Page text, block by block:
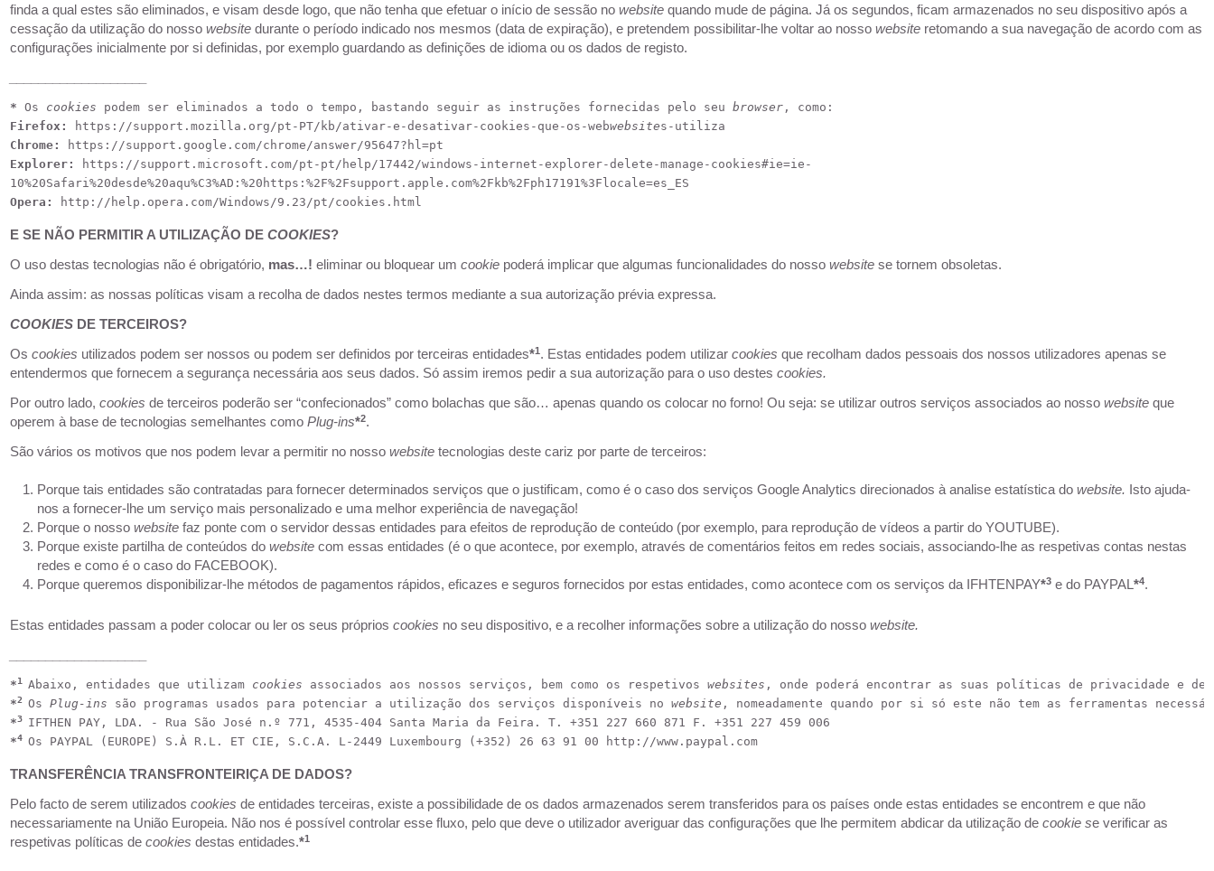
finda a qual estes são eliminados, e visam desde logo, que não tenha que efetuar o início de sessão nowebsitequando mude de página. Já os segundos, ficam armazenados no seu dispositivo após a
cessação da utilização do nossowebsitedurante o período indicado nos mesmos (data de expiração), e pretendem possibilitar-lhe voltar ao nossowebsite retomando a sua navegação de acordo com as
configurações inicialmente por si definidas, por exemplo guardando as definições de idioma ou os dados de registo.
* Os cookies podem ser eliminados a todo o tempo, bastando seguir as instruções fornecidas pelo seu browser , como:
Firefox:
https://support.mozilla.org/pt-PT/kb/ativar-e-desativar-cookies-que-os-webwebsites-utiliza
Chrome:
https://support.google.com/chrome/answer/95647?hl=pt
Explorer:
https://support.microsoft.com/pt-pt/help/17442/windows-internet-explorer-delete-manage-cookies#ie=ie-
10%20Safari%20desde%20aqu%C3%AD:%20https:%2F%2Fsupport.apple.com%2Fkb%2Fph17191%3Flocale=es_ES
Opera:
http://help.opera.com/Windows/9.23/pt/cookies.html
E SE NÃO PERMITIR A UTILIZAÇÃO DECOOKIES?
O uso destas tecnologias não é obrigatório, mas…! eliminar ou bloquear umcookie poderá implicar que algumas funcionalidades do nossowebsite se tornem obsoletas.
Ainda assim: as nossas políticas visam a recolha de dados nestes termos mediante a sua autorização prévia expressa.
COOKIES DE TERCEIROS?
Oscookies utilizados podem ser nossos ou podem ser definidos por terceiras entidades*1. Estas entidades podem utilizarcookiesque recolham dados pessoais dos nossos utilizadores apenas se
entendermos que fornecem a segurança necessária aos seus dados. Só assim iremos pedir a sua autorização para o uso destescookies.
Por outro lado,cookiesde terceiros poderão ser “confecionados” como bolachas que são… apenas quando os colocar no forno! Ou seja: se utilizar outros serviços associados ao nossowebsiteque
operem à base de tecnologias semelhantes comoPlug-ins*2.
São vários os motivos que nos podem levar a permitir no nossowebsite tecnologias deste cariz por parte de terceiros:
Porque tais entidades são contratadas para fornecer determinados serviços que o justificam, como é o caso dos serviços Google Analytics direcionados à analise estatística dowebsite. Isto ajuda-
nos a fornecer-lhe um serviço mais personalizado e uma melhor experiência de navegação!
Porque o nossowebsite faz ponte com o servidor dessas entidades para efeitos de reprodução de conteúdo (por exemplo, para reprodução de vídeos a partir do YOUTUBE).
Porque existe partilha de conteúdos dowebsitecom essas entidades (é o que acontece, por exemplo, através de comentários feitos em redes sociais, associando-lhe as respetivas contas nestas
redes e como é o caso do FACEBOOK).
Porque queremos disponibilizar-lhe métodos de pagamentos rápidos, eficazes e seguros fornecidos por estas entidades, como acontece com os serviços da IFHTENPAY*3 e do PAYPAL*4.
Estas entidades passam a poder colocar ou ler os seus próprioscookies no seu dispositivo, e a recolher informações sobre a utilização do nossowebsite.
*1 Abaixo, entidades que utilizam cookies associados aos nossos serviços, bem como os respetivos websites , onde poderá encontrar as suas políticas de privacidade e de
*2 Os Plug-ins são programas usados para potenciar a utilização dos serviços disponíveis no website , nomeadamente quando por si só este não tem as ferramentas
*3 IFTHEN PAY, LDA. - Rua São José n.º 771, 4535-404 Santa Maria da Feira. T. +351 227 660 871 F. +351 227 459 006
*4 Os PAYPAL (EUROPE) S.À R.L. ET CIE, S.C.A. L-2449 Luxembourg (+352) 26 63 91 00 http://www.paypal.com
TRANSFERÊNCIA TRANSFRONTEIRIÇA DE DADOS?
Pelo facto de serem utilizadoscookiesde entidades terceiras, existe a possibilidade de os dados armazenados serem transferidos para os países onde estas entidades se encontrem e que não
necessariamente na União Europeia. Não nos é possível controlar esse fluxo, pelo que deve o utilizador averiguar das configurações que lhe permitem abdicar da utilização decookie se verificar as
respetivas políticas decookiesdestas entidades.*1